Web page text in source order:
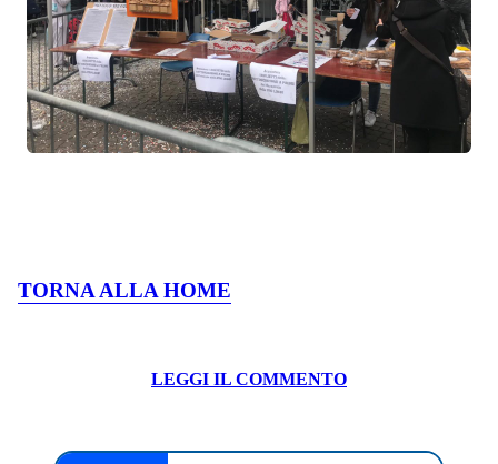
TORNA ALLA HOME
LEGGI IL COMMENTO